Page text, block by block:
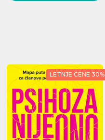
LETNJE CENE 30%